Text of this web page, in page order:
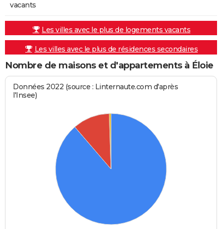
vacants
Les villes avec le plus de logements vacants
Les villes avec le plus de résidences secondaires
Nombre de maisons et d'appartements à Éloie
Données 2022 (source : Linternaute.com d'après
l'Insee)